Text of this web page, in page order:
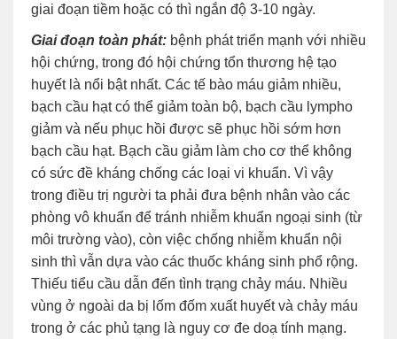
giai đoạn tiềm hoặc có thì ngắn độ 3-10 ngày.
Giai đoạn toàn phát: bệnh phát triển mạnh với nhiều
hội chứng, trong đó hội chứng tổn thương hệ tạo
huyết là nổi bật nhất. Các tế bào máu giảm nhiều,
bạch cầu hạt có thể giảm toàn bộ, bạch cầu lympho
giảm và nếu phục hồi được sẽ phục hồi sớm hơn
bạch cầu hạt. Bạch cầu giảm làm cho cơ thể không
có sức đề kháng chống các loại vi khuẩn. Vì vậy
trong điều trị người ta phải đưa bệnh nhân vào các
phòng vô khuẩn để tránh nhiễm khuẩn ngoại sinh (từ
môi trường vào), còn việc chống nhiễm khuẩn nội
sinh thì vẫn dựa vào các thuốc kháng sinh phổ rộng.
Thiếu tiểu cầu dẫn đến tình trạng chảy máu. Nhiều
vùng ở ngoài da bị lốm đốm xuất huyết và chảy máu
trong ở các phủ tạng là nguy cơ đe doạ tính mạng.